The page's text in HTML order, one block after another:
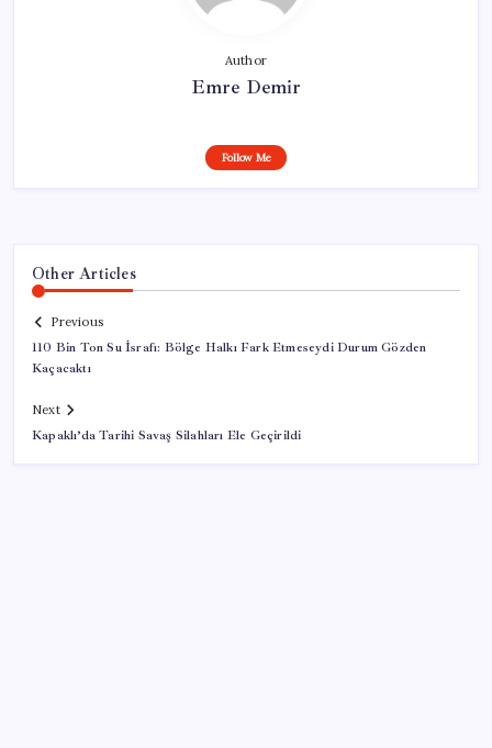
Author
Emre Demir
Follow Me
Other Articles
Previous
110 Bin Ton Su İsrafı: Bölge Halkı Fark Etmeseydi Durum Gözden
Kaçacaktı
Next
Kapaklı’da Tarihi Savaş Silahları Ele Geçirildi